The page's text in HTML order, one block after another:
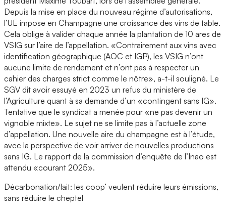
Depuis la mise en place du nouveau régime d’autorisations,
l’UE impose en Champagne une croissance des vins de table.
Cela oblige à valider chaque année la plantation de 10 ares de
VSIG sur l’aire de l’appellation. «Contrairement aux vins avec
identification géographique (AOC et IGP), les VSIG n’ont
aucune limite de rendement et n’ont pas à respecter un
cahier des charges strict comme le nôtre», a-t-il souligné. Le
SGV dit avoir essuyé en 2023 un refus du ministère de
l’Agriculture quant à sa demande d’un «contingent sans IG».
Tentative que le syndicat a menée pour «ne pas devenir un
vignoble mixte». Le sujet ne se limite pas à l’actuelle zone
d’appellation. Une nouvelle aire du champagne est à l’étude,
avec la perspective de voir arriver de nouvelles productions
sans IG. Le rapport de la commission d’enquête de l’Inao est
attendu «courant 2025».
Décarbonation/lait: les coop’ veulent réduire leurs émissions,
sans réduire le cheptel